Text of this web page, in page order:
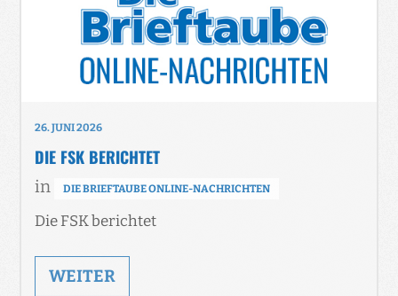
26. JUNI 2026
DIE FSK BERICHTET
in DIE BRIEFTAUBE ONLINE-NACHRICHTEN
Die FSK berichtet
WEITER